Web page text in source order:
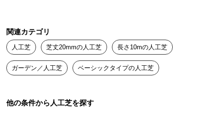
の
配
送
に
つ
関連カテゴリ
人工芝 芝丈20mmの人工芝 長さ10mの人工芝
ガーデン／人工芝 ベーシックタイプの人工芝
他の条件から人工芝を探す